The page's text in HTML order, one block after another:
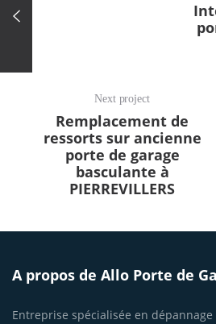
Next project
Remplacement de
ressorts sur ancienne
porte de garage
basculante à
PIERREVILLERS
A propos de Allo Porte de
Entreprise spécialisée en